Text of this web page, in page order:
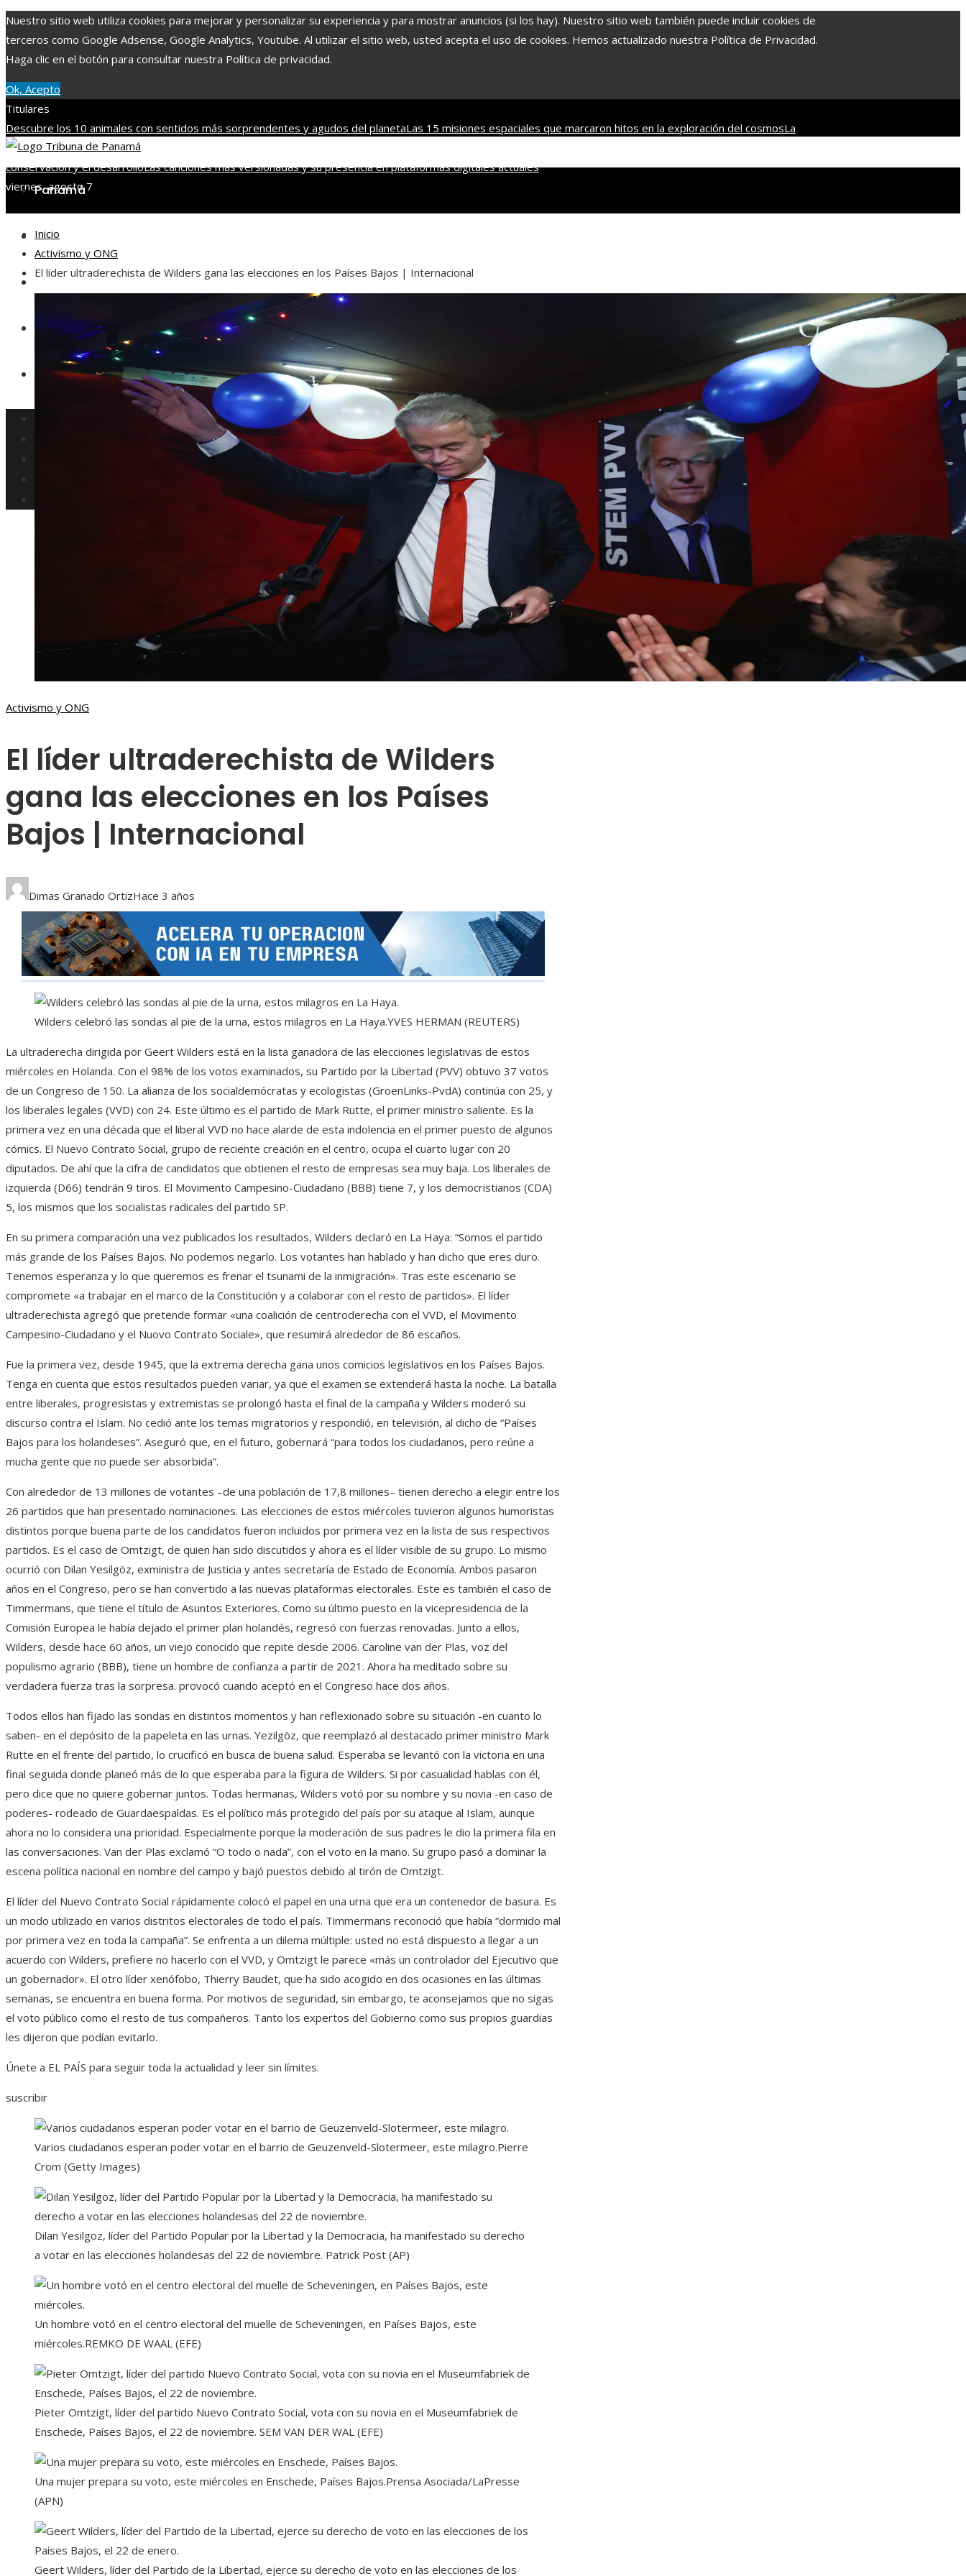
Nuestro sitio web utiliza cookies para mejorar y personalizar su experiencia y para mostrar anuncios (si los hay). Nuestro sitio web también puede incluir cookies de
terceros como Google Adsense, Google Analytics, Youtube. Al utilizar el sitio web, usted acepta el uso de cookies. Hemos actualizado nuestra Política de Privacidad.
Haga clic en el botón para consultar nuestra Política de privacidad.
Ok, Acepto
Titulares
Descubre los 10 animales con sentidos más sorprendentes y agudos del planetaLas 15 misiones espaciales que marcaron hitos en la exploración del cosmosLa
importancia de integrar diversidad en empleo y compras responsables dentro de la RSE en Estados Unidos
conservación y el desarrolloLas canciones más versionadas y su presencia en plataformas digitales actuales
viernes, agosto 7
Panamá
Tecnología
Cultura y ocio
Inversiones y negocios
Responsabilidad Social
Inicio
Activismo y ONG
El líder ultraderechista de Wilders gana las elecciones en los Países Bajos | Internacional
Activismo y ONG
El líder ultraderechista de Wilders
gana las elecciones en los Países
Bajos | Internacional
Dimas Granado OrtizHace 3 años
Wilders celebró las sondas al pie de la urna, estos milagros en La Haya.YVES HERMAN (REUTERS)
La ultraderecha dirigida por Geert Wilders está en la lista ganadora de las elecciones legislativas de estos
miércoles en Holanda. Con el 98% de los votos examinados, su Partido por la Libertad (PVV) obtuvo 37 votos
de un Congreso de 150. La alianza de los socialdemócratas y ecologistas (GroenLinks-PvdA) continúa con 25, y
los liberales legales (VVD) con 24. Este último es el partido de Mark Rutte, el primer ministro saliente. Es la
primera vez en una década que el liberal VVD no hace alarde de esta indolencia en el primer puesto de algunos
cómics. El Nuevo Contrato Social, grupo de reciente creación en el centro, ocupa el cuarto lugar con 20
diputados. De ahí que la cifra de candidatos que obtienen el resto de empresas sea muy baja. Los liberales de
izquierda (D66) tendrán 9 tiros. El Movimento Campesino-Ciudadano (BBB) ​​​​tiene 7, y los democristianos (CDA)
5, los mismos que los socialistas radicales del partido SP.
En su primera comparación una vez publicados los resultados, Wilders declaró en La Haya: “Somos el partido
más grande de los Países Bajos. No podemos negarlo. Los votantes han hablado y han dicho que eres duro.
Tenemos esperanza y lo que queremos es frenar el tsunami de la inmigración». Tras este escenario se
compromete «a trabajar en el marco de la Constitución y a colaborar con el resto de partidos». El líder
ultraderechista agregó que pretende formar «una coalición de centroderecha con el VVD, el Movimento
Campesino-Ciudadano y el Nuovo Contrato Sociale», que resumirá alrededor de 86 escaños.
Fue la primera vez, desde 1945, que la extrema derecha gana unos comicios legislativos en los Países Bajos.
Tenga en cuenta que estos resultados pueden variar, ya que el examen se extenderá hasta la noche. La batalla
entre liberales, progresistas y extremistas se prolongó hasta el final de la campaña y Wilders moderó su
discurso contra el Islam. No cedió ante los temas migratorios y respondió, en televisión, al dicho de “Países
Bajos para los holandeses”. Aseguró que, en el futuro, gobernará “para todos los ciudadanos, pero reúne a
mucha gente que no puede ser absorbida”.
Con alrededor de 13 millones de votantes –de una población de 17,8 millones– tienen derecho a elegir entre los
26 partidos que han presentado nominaciones. Las elecciones de estos miércoles tuvieron algunos humoristas
distintos porque buena parte de los candidatos fueron incluidos por primera vez en la lista de sus respectivos
partidos. Es el caso de Omtzigt, de quien han sido discutidos y ahora es el líder visible de su grupo. Lo mismo
ocurrió con Dilan Yesilgöz, exministra de Justicia y antes secretaría de Estado de Economía. Ambos pasaron
años en el Congreso, pero se han convertido a las nuevas plataformas electorales. Este es también el caso de
Timmermans, que tiene el título de Asuntos Exteriores. Como su último puesto en la vicepresidencia de la
Comisión Europea le había dejado el primer plan holandés, regresó con fuerzas renovadas. Junto a ellos,
Wilders, desde hace 60 años, un viejo conocido que repite desde 2006. Caroline van der Plas, voz del
populismo agrario (BBB), tiene un hombre de confianza a partir de 2021. Ahora ha meditado sobre su
verdadera fuerza tras la sorpresa. provocó cuando aceptó en el Congreso hace dos años.
Todos ellos han fijado las sondas en distintos momentos y han reflexionado sobre su situación -en cuanto lo
saben- en el depósito de la papeleta en las urnas. Yezilgöz, que reemplazó al destacado primer ministro Mark
Rutte en el frente del partido, lo crucificó en busca de buena salud. Esperaba se levantó con la victoria en una
final seguida donde planeó más de lo que esperaba para la figura de Wilders. Si por casualidad hablas con él,
pero dice que no quiere gobernar juntos. Todas hermanas, Wilders votó por su nombre y su novia -en caso de
poderes- rodeado de Guardaespaldas. Es el político más protegido del país por su ataque al Islam, aunque
ahora no lo considera una prioridad. Especialmente porque la moderación de sus padres le dio la primera fila en
las conversaciones. Van der Plas exclamó “O todo o nada”, con el voto en la mano. Su grupo pasó a dominar la
escena política nacional en nombre del campo y bajó puestos debido al tirón de Omtzigt.
El líder del Nuevo Contrato Social rápidamente colocó el papel en una urna que era un contenedor de basura. Es
un modo utilizado en varios distritos electorales de todo el país. Timmermans reconoció que había “dormido mal
por primera vez en toda la campaña”. Se enfrenta a un dilema múltiple: usted no está dispuesto a llegar a un
acuerdo con Wilders, prefiere no hacerlo con el VVD, y Omtzigt le parece «más un controlador del Ejecutivo que
un gobernador». El otro líder xenófobo, Thierry Baudet, que ha sido acogido en dos ocasiones en las últimas
semanas, se encuentra en buena forma. Por motivos de seguridad, sin embargo, te aconsejamos que no sigas
el voto público como el resto de tus compañeros. Tanto los expertos del Gobierno como sus propios guardias
les dijeron que podían evitarlo.
Únete a EL PAÍS para seguir toda la actualidad y leer sin límites.
suscribir
Varios ciudadanos esperan poder votar en el barrio de Geuzenveld-Slotermeer, este milagro.Pierre
Crom (Getty Images)
Dilan Yesilgoz, líder del Partido Popular por la Libertad y la Democracia, ha manifestado su derecho
a votar en las elecciones holandesas del 22 de noviembre. Patrick Post (AP)
Un hombre votó en el centro electoral del muelle de Scheveningen, en Países Bajos, este
miércoles.REMKO DE WAAL (EFE)
Pieter Omtzigt, líder del partido Nuevo Contrato Social, vota con su novia en el Museumfabriek de
Enschede, Países Bajos, el 22 de noviembre. SEM VAN DER WAL (EFE)
Una mujer prepara su voto, este miércoles en Enschede, Países Bajos.Prensa Asociada/LaPresse
(APN)
Geert Wilders, líder del Partido de la Libertad, ejerce su derecho de voto en las elecciones de los